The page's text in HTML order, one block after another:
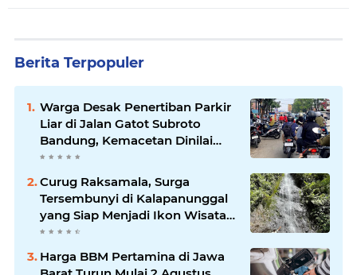
Berita Terpopuler
Warga Desak Penertiban Parkir
Liar di Jalan Gatot Subroto
Bandung, Kemacetan Dinilai
Makin Mengkhawatirkan
Curug Raksamala, Surga
Tersembunyi di Kalapanunggal
yang Siap Menjadi Ikon Wisata
Alam Baru Kabupaten
Harga BBM Pertamina di Jawa